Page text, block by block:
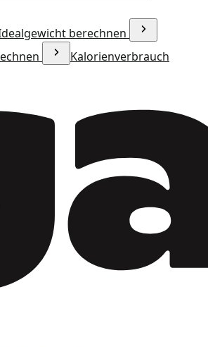
berechnen
Kalorienverbrauch